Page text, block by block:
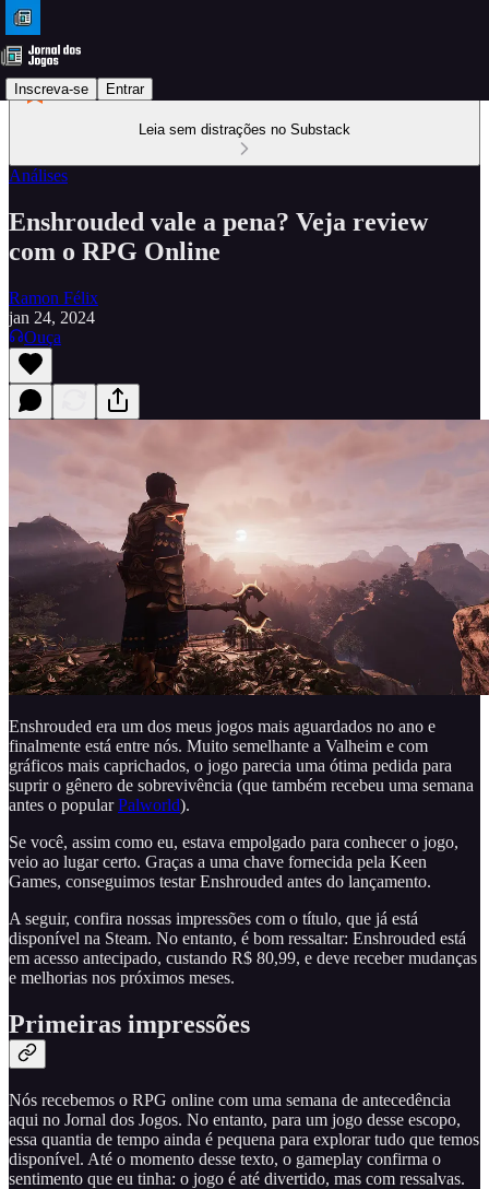
Inscreva-se Entrar
Leia sem distrações no Substack
Análises
Enshrouded vale a pena? Veja review
com o RPG Online
Ramon Félix
jan 24, 2024
Ouça
Enshrouded era um dos meus jogos mais aguardados no ano e
finalmente está entre nós. Muito semelhante a Valheim e com
gráficos mais caprichados, o jogo parecia uma ótima pedida para
suprir o gênero de sobrevivência (que também recebeu uma semana
antes o popularPalworld).
Se você, assim como eu, estava empolgado para conhecer o jogo,
veio ao lugar certo. Graças a uma chave fornecida pela Keen
Games, conseguimos testar Enshrouded antes do lançamento.
A seguir, confira nossas impressões com o título, que já está
disponível na Steam. No entanto, é bom ressaltar: Enshrouded está
em acesso antecipado, custando R$ 80,99, e deve receber mudanças
e melhorias nos próximos meses.
Primeiras impressões
Nós recebemos o RPG online com uma semana de antecedência
aqui no Jornal dos Jogos. No entanto, para um jogo desse escopo,
essa quantia de tempo ainda é pequena para explorar tudo que temos
disponível. Até o momento desse texto, o gameplay confirma o
sentimento que eu tinha: o jogo é até divertido, mas com ressalvas.